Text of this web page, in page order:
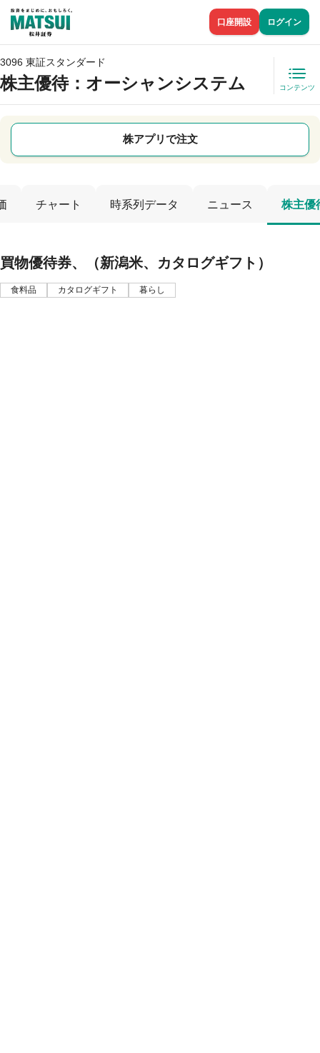
口座開設 ログイン
3096 東証スタンダード
株主優待：オーシャンシステム コンテンツ
株アプリで注文
チャート 時系列データ ニュース 株主優
買物優待券、（新潟米、カタログギフト）
食料品 カタログギフト 暮らし